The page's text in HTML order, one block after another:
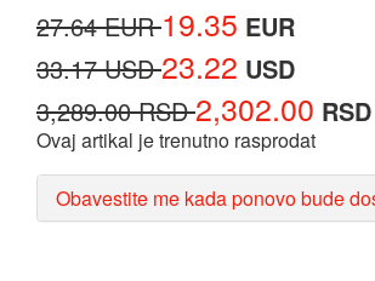
27.64 EUR19.35 EUR
33.17 USD23.22 USD
3,289.00 RSD2,302.00 RSD
Ovaj artikal je trenutno rasprodat
Obavestite me kada ponovo bude